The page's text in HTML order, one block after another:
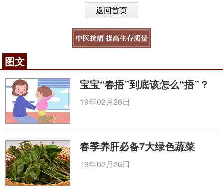
返回首页
图文
宝宝“春捂”到底该怎么“捂”？
19年02月26日
春季养肝必备7大绿色蔬菜
19年02月26日